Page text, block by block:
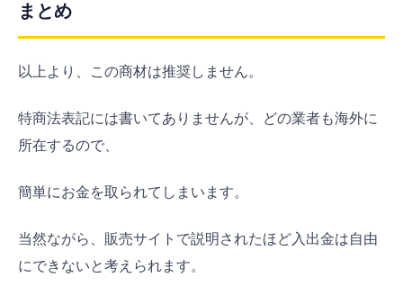
まとめ
以上より、この商材は推奨しません。
特商法表記には書いてありませんが、どの業者も海外に
所在するので、
簡単にお金を取られてしまいます。
当然ながら、販売サイトで説明されたほど入出金は自由
にできないと考えられます。